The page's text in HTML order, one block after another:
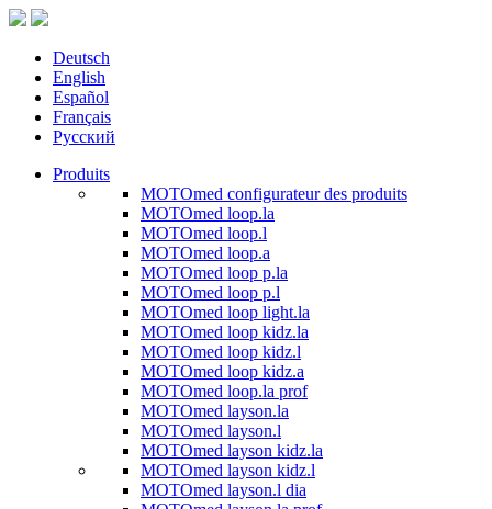
Deutsch
English
Español
Français
Русский
Produits
MOTOmed configurateur des produits
MOTOmed loop.la
MOTOmed loop.l
MOTOmed loop.a
MOTOmed loop p.la
MOTOmed loop p.l
MOTOmed loop light.la
MOTOmed loop kidz.la
MOTOmed loop kidz.l
MOTOmed loop kidz.a
MOTOmed loop.la prof
MOTOmed layson.la
MOTOmed layson.l
MOTOmed layson kidz.la
MOTOmed layson kidz.l
MOTOmed layson.l dia